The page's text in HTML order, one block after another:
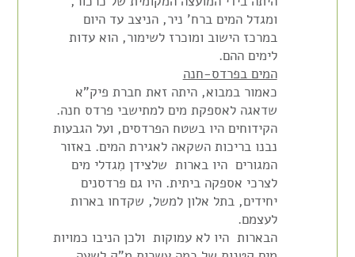
ומגדל המים ברח' ניר, הניצב עד היום
במרכז הישוב ומוכרז לשימור, הוא עדות
לימים ההם.
המים בפרדס-חנה
כאמור במבוא, היתה זאת חברת פיק"א
שדאגה לאספקת מים למתישבי פרדס חנה.
הקידוחים היו בשטח הפרדסים, ועל הגבעות
נבנו בריכות השקאה לאגירת המים. באזור
המגורים היו בארות שלצידן מִגדלי מים
לצרכי אספקה ביתית. היו גם פרדסנים
יחידים, בתל אלון למשל, שקדחו בארות
לעצמם.
הבארות היו לא עמוקות ולכן הניבו כמויות